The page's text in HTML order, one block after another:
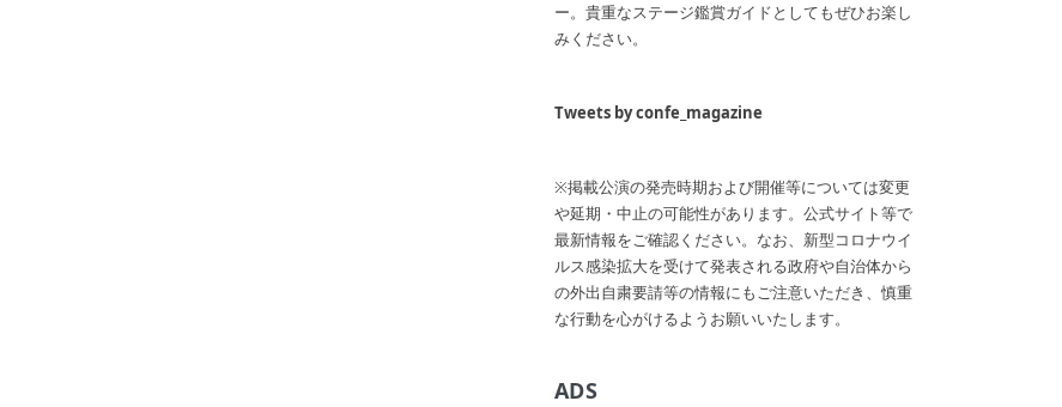
ー。貴重なステージ鑑賞ガイドとしてもぜひお楽し
みください。
Tweets by confe_magazine
※掲載公演の発売時期および開催等については変更
や延期・中止の可能性があります。公式サイト等で
最新情報をご確認ください。なお、新型コロナウイ
ルス感染拡大を受けて発表される政府や自治体から
の外出自粛要請等の情報にもご注意いただき、慎重
な行動を心がけるようお願いいたします。
ADS